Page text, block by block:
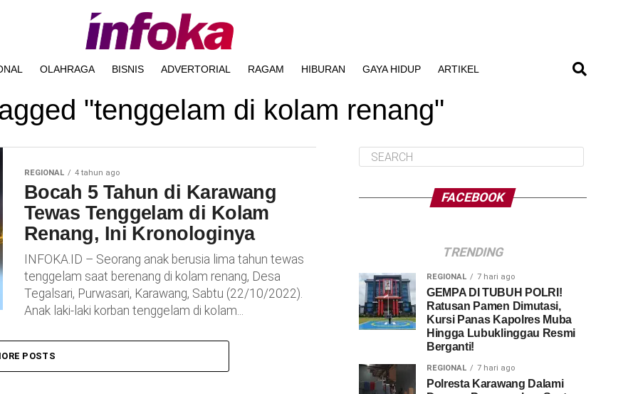
OLAHRAGA BISNIS ADVERTORIAL RAGAM HIBURAN GAYA HIDUP ARTIKEL
"tenggelam di kolam renang"
REGIONAL 4 tahun ago
Bocah 5 Tahun di Karawang
Tewas Tenggelam di Kolam
Renang, Ini Kronologinya
INFOKA.ID – Seorang anak berusia lima tahun tewas
tenggelam saat berenang di kolam renang, Desa
Tegalsari, Purwasari, Karawang, Sabtu (22/10/2022).
Anak laki-laki korban tenggelam di kolam...
POSTS
FACEBOOK
TRENDING
REGIONAL 7 hari ago
GEMPA DI TUBUH POLRI!
Ratusan Pamen Dimutasi,
Kursi Panas Kapolres Muba
Hingga Lubuklinggau Resmi
Berganti!
REGIONAL 7 hari ago
Polresta Karawang Dalami